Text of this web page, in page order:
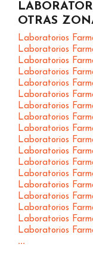
OTRAS
Laboratorios
Laboratorios
Laboratorios
Laboratorios
Laboratorios
Laboratorios
Laboratorios
Laboratorios
Laboratorios
Laboratorios
Laboratorios
Laboratorios
Laboratorios
Laboratorios
Laboratorios
Laboratorios
Laboratorios
Laboratorios
...